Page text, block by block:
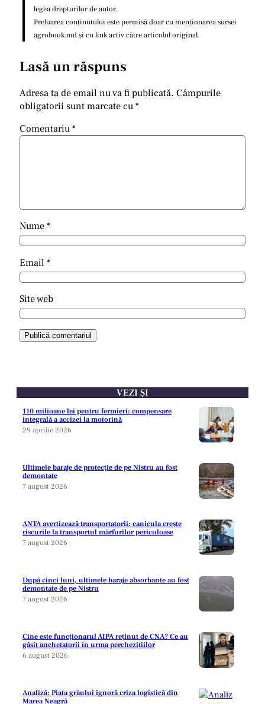
legea drepturilor de autor.
Preluarea conținutului este permisă doar cu menționarea sursei
agrobook.md și cu link activ către articolul original.
Lasă un răspuns
Adresa ta de email nu va fi publicată. Câmpurile
obligatorii sunt marcate cu*
Comentariu*
Nume*
Email *
Site web
VEZI ȘI
110 milioane lei pentru fermieri: compensare
integrală a accizei la motorină
29 aprilie 2026
Ultimele baraje de protecție de pe Nistru au fost
demontate
7 august 2026
ANTA avertizează transportatorii: canicula crește
riscurile la transportul mărfurilor periculoase
7 august 2026
După cinci luni, ultimele baraje absorbante au fost
demontate de pe Nistru
7 august 2026
Cine este funcționarul AIPA reținut de CNA? Ce au
găsit anchetatorii în urma perchezițiilor
6 august 2026
Analiză: Piața grâului ignoră criza logistică din
Marea Neagră